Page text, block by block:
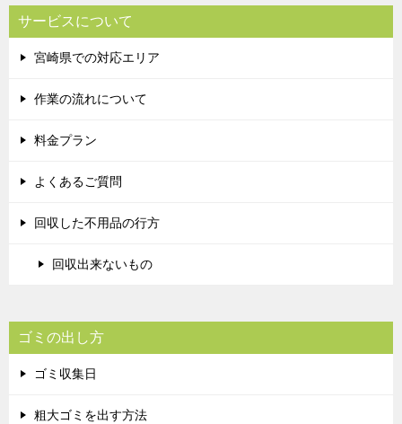
サービスについて
宮崎県での対応エリア
作業の流れについて
料金プラン
よくあるご質問
回収した不用品の行方
回収出来ないもの
ゴミの出し方
ゴミ収集日
粗大ゴミを出す方法